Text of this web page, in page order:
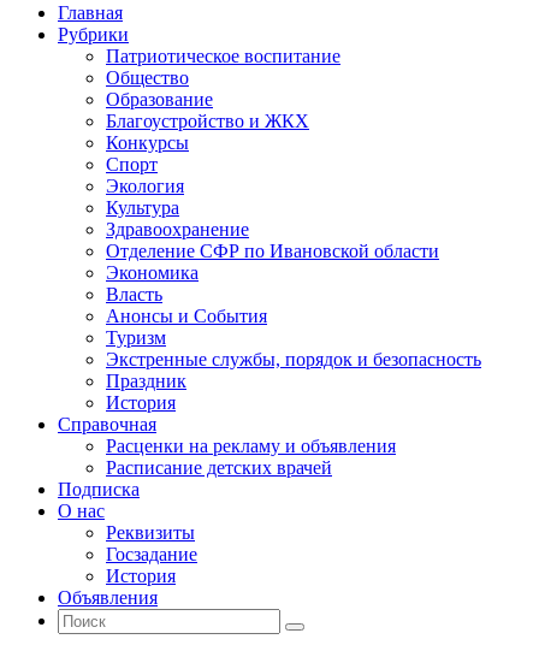
Промотать
содержимому
Главная
Рубрики
Патриотическое воспитание
Общество
Образование
Благоустройство и ЖКХ
Конкурсы
Спорт
Экология
Культура
Здравоохранение
Отделение СФР по Ивановской области
Экономика
Власть
Анонсы и События
Туризм
Экстренные службы, порядок и безопасность
Праздник
История
Справочная
Расценки на рекламу и объявления
Расписание детских врачей
Подписка
О нас
Реквизиты
Госзадание
История
Объявления
Поиск
Искать:
Поиск